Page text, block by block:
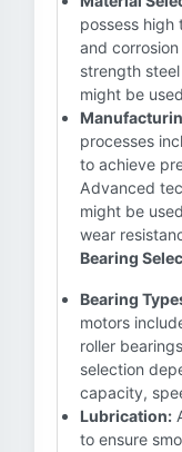
possess high
and
strength
might be
processes
to achieve
Advanced
might be
wear
Bearing
Bearing
motors
roller
selection
capacity,
Lubrication:
to ensure